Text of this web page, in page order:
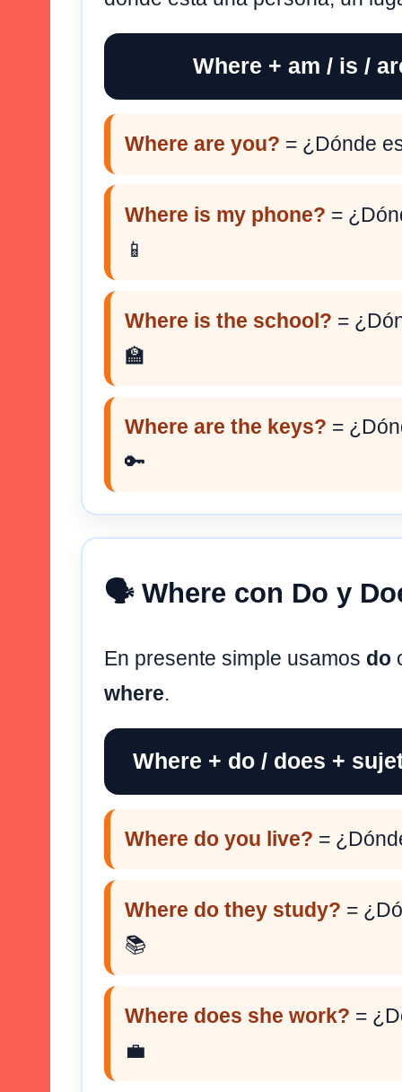
Where + am / is /
Where are you? = ¿Dónde
Where is my phone? =
📱
Where is the school? =
🏫
Where are the keys? =
🔑
🗣️ Where con Do y
En presente simple usamos do
where.
Where + do / does +
Where do you live? =
Where do they study? =
📚
Where does she work? =
💼